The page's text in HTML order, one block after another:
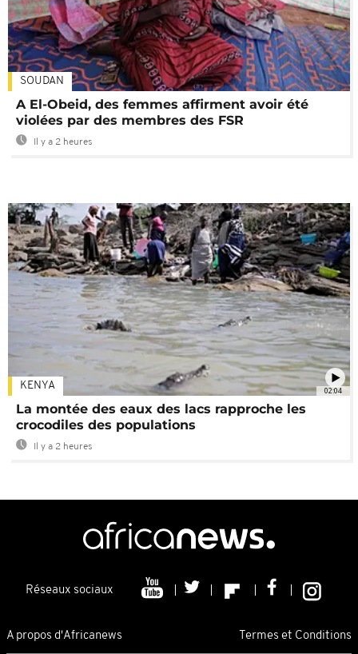
SOUDAN
A El-Obeid, des femmes affirment avoir été
violées par des membres des FSR
Il y a 2 heures
02:04
KENYA
La montée des eaux des lacs rapproche les
crocodiles des populations
Il y a 2 heures
Réseaux sociaux
A propos d'Africanews Termes et Conditions